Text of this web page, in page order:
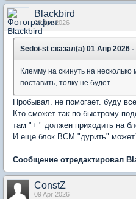
Blackbird
09 Apr 2026
Sedoi-st сказал(а) 01 Апр 2026 -
Клемму на скинуть на
поставить, толку не будет.
Пробывал. не помогает. буду
Кто сможет так по-быстрому
там "+ " должен приходить на
И еще блок BCM "дурить"
Сообщение отредактировал
ConstZ
09 Apr 2026